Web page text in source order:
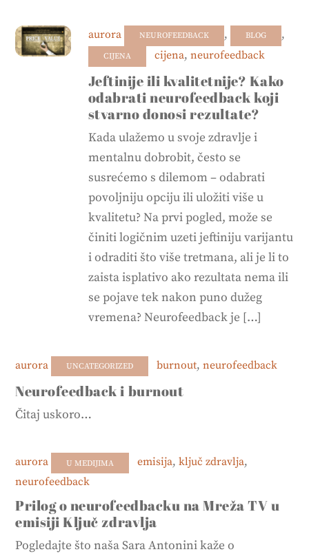
Jeftinije ili kvalitetnije? Kako
odabrati neurofeedback koji
stvarno donosi rezultate?
aurora NEUROFEEDBACK , BLOG ,
CIJENA cijena, neurofeedback
Kada ulažemo u svoje zdravlje i
mentalnu dobrobit, često se
susrećemo s dilemom – odabrati
povoljniju opciju ili uložiti više u
kvalitetu? Na prvi pogled, može se
činiti logičnim uzeti jeftiniju varijantu
i odraditi što više tretmana, ali je li to
zaista isplativo ako rezultata nema ili
se pojave tek nakon puno dužeg
vremena? Neurofeedback je […]
Neurofeedback i burnout
aurora UNCATEGORIZED burnout,neurofeedback
Čitaj uskoro…
Prilog o neurofeedbacku na Mreža TV u
emisiji Ključ zdravlja
aurora U MEDIJIMA emisija,ključ zdravlja,
neurofeedback
Pogledajte što naša Sara Antonini kaže o